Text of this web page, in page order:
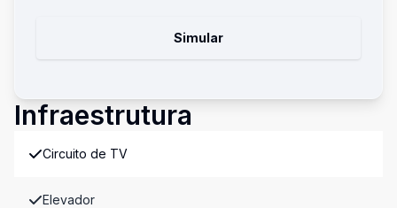
Simular
Infraestrutura
Circuito de TV
Elevador